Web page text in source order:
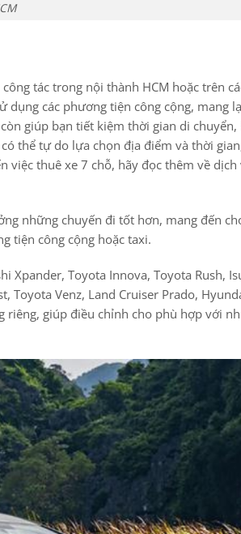
tác trong nội thành HCM hoặc trên
dụng các phương tiện công cộng, mang
giúp bạn tiết kiệm thời gian di chuyển,
thể tự do lựa chọn địa điểm và thời
việc thuê xe 7 chỗ, hãy đọc thêm về dịch
những chuyến đi tốt hơn, mang đến
tiện công cộng hoặc taxi.
Xpander, Toyota Innova, Toyota Rush,
Toyota Venz, Land Cruiser Prado,
giúp điều chỉnh cho phù hợp với